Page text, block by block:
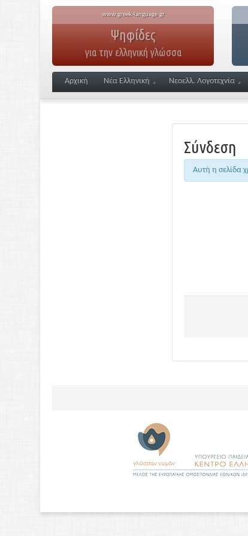
www.greek-language.gr
Ψηφίδες
για την ελληνική γλώσσα
Αρχική Νέα Ελληνική Νεοελλ. Λογοτεχνία
Σύνδεση
Αυτή η σελίδα